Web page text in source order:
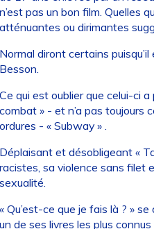
pas un bon film. Quelles
ou dirimantes
diront certains
qui est oublier que celui-ci
» - et n’a pas toujours
- « Subway » .
et désobligeant «
sa violence sans filet
Qu’est-ce que je fais là ? »
de ses livres les plus connus